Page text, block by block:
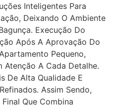
Inteligentes Para
Deixando O Ambiente
Execução Do
Após A Aprovação Do
Pequeno,
Atenção A Cada Detalhe.
De Alta Qualidade E
Assim Sendo,
Que Combina